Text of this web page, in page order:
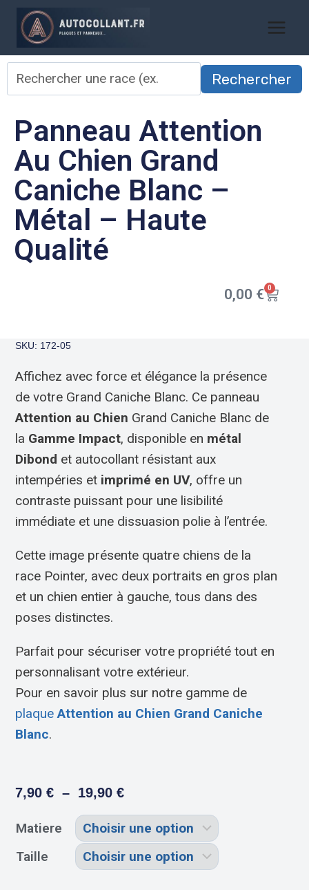
Rechercher
Panneau Attention
Au Chien Grand
Caniche Blanc –
Métal – Haute
Qualité
0,00 € 0
SKU: 172-05
Affichez avec force et élégance la présence
de votre Grand Caniche Blanc. Ce panneau
Attention au Chien Grand Caniche Blanc de
la Gamme Impact, disponible en métal
Dibond et autocollant résistant aux
intempéries et imprimé en UV, offre un
contraste puissant pour une lisibilité
immédiate et une dissuasion polie à l’entrée.
Cette image présente quatre chiens de la
race Pointer, avec deux portraits en gros plan
et un chien entier à gauche, tous dans des
poses distinctes.
Parfait pour sécuriser votre propriété tout en
personnalisant votre extérieur.
Pour en savoir plus sur notre gamme de
plaqueAttention au Chien Grand Caniche
Blanc.
7,90€ – 19,90€
Matiere
Taille